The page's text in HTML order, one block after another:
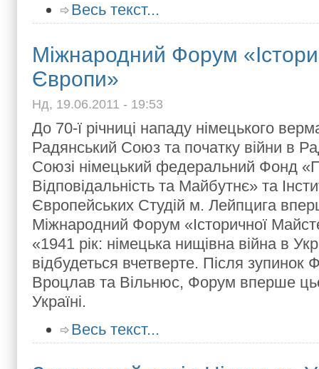
Весь текст...
Міжнародний Форум
Європи»
Нд, 19.06.2011 - 19:53
До 70-ї річниці нападу німецького
Радянський Союз та початку війни в
Союзі німецький федеральний Фонд
Відповідальність та Майбутнє» та
Європейських Студій м. Лейпцига
Міжнародний Форум «Історичної
«1941 рік: німецька нищівна війна в
відбудеться вчетверте. Після зупинок
Вроцлав та Вільнюс, Форум вперше
Україні.
Весь текст...